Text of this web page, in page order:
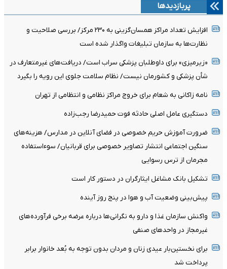
پربازدیدها
افزایش تعداد مراکز همسان‌گزینی به ۲۳۰ مرکز/ بررسی صلاحیت و
نظارت‌ها به سازمان تبلیغات واگذار شده است
«زیرمیزی» برای داوطلبان پزشکی سراب است/ دریافت‌های غیرمتعارف در
شأن پزشکی و کشورمان نیست/ نظام سلامت جلوی این رویه را بگیرد
نامه زاکانی به شعام برای خروج مراکز نظامی و انتظامی از تهران
دستگیری عامل اصلی حادثه فوت حمیدرضا رجب‌زاده
ضرورت آموزش حریم خصوصی در فضای آنلاین در مدارس/ هزینه‌های
سنگین اجتماعی انتشار تصاویر خصوصی برای قربانیان/ سوءاستفاده
مجرمان از ترس رسوایی
تشکیل بانک مشاغل ایثارگران در دستور کار است
پیش‌بینی وضعیت آب و هوا در پنج روز آینده
واکنش سازمان غذا و دارو به نگرانی‌ها درباره عرضه برخی فرآورده‌های
غیرمجاز در واحدهای صنفی
برای نخستین‌بار عیدی زنان و مردان بدون توجه به بُعد خانوار برابر
پرداخت شد